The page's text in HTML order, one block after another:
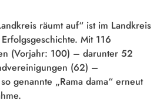
räumt auf“ ist im Landkreis
Mit 116
(Vorjahr: 100) – darunter 52
(62) –
genannte „Rama dama“ erneut